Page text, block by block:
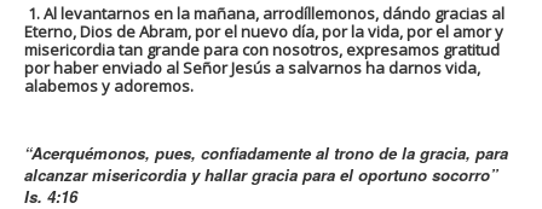
1. Al levantarnos en la mañana, arrodíllemonos, dándo gracias al
Eterno, Dios de Abram, por el nuevo día, por la vida, por el amor y
misericordia tan grande para con nosotros, expresamos gratitud
por haber enviado al Señor Jesús a salvarnos ha darnos vida,
alabemos y adoremos.
“Acerquémonos, pues, confiadamente al trono de la gracia, para
alcanzar misericordia y hallar gracia para el oportuno socorro”
Is. 4:16